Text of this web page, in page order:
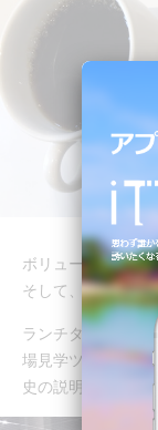
ボリューミーで、
そして、デザート
ランチタイムは、
場見学ツアーです
史の説明や、ビー